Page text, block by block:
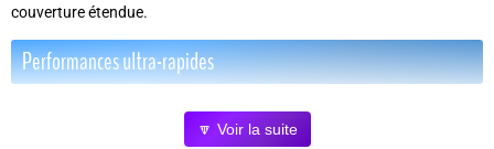
couverture étendue.
Performances ultra-rapides
WiFi 7 jusqu'à 3,6 Gbps- 1,2x plus rapide que le WiFi 6 pour un
streaming, gaming et visioconférences sans latence.
🔽 Voir la suite